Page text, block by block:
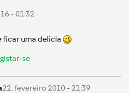
- 01:32
ficar uma delicia
se
22. fevereiro 2010 - 21:39